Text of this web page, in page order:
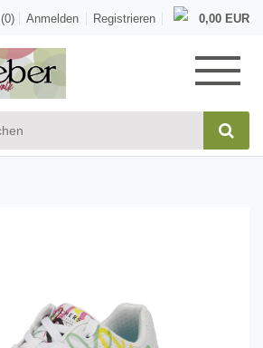
(0) Anmelden Registrieren 0,00 EUR